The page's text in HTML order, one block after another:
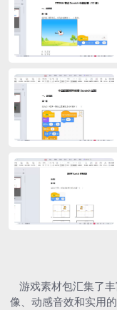
游戏素材包汇集了
像、动感音效和实用